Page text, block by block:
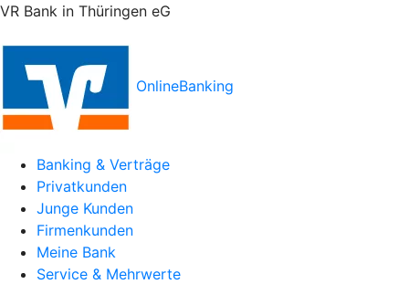
VR Bank in Thüringen eG
OnlineBanking
Banking & Verträge
Privatkunden
Junge Kunden
Firmenkunden
Meine Bank
Service & Mehrwerte